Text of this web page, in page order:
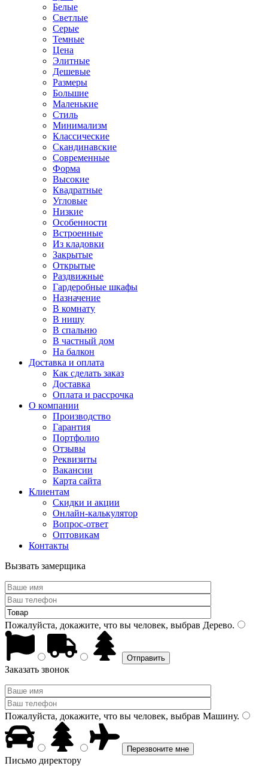
Белые
Светлые
Серые
Темные
Цена
Элитные
Дешевые
Размеры
Большие
Маленькие
Стиль
Минимализм
Классические
Скандинавские
Современные
Форма
Высокие
Квадратные
Угловые
Низкие
Особенности
Встроенные
Из кладовки
Закрытые
Открытые
Раздвижные
Гардеробные шкафы
Назначение
В комнату
В нишу
В спальню
В частный дом
На балкон
Доставка и оплата
Как сделать заказ
Доставка
Оплата и рассрочка
О компании
Производство
Гарантия
Портфолио
Отзывы
Реквизиты
Вакансии
Карта сайта
Клиентам
Скидки и акции
Онлайн-калькулятор
Вопрос-ответ
Оптовикам
Контакты
Вызвать замерщика
Пожалуйста, докажите, что вы человек, выбрав Дерево.
Заказать звонок
Пожалуйста, докажите, что вы человек, выбрав Машину.
Письмо директору